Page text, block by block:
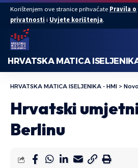
Korištenjem ove stranice prihvaćate Pravila o
privatnosti i Uvjete korištenja.
HRVATSKA MATICA
HRVATSKA MATICA ISELJENIKA - HMI >
Hrvatski
Berlinu